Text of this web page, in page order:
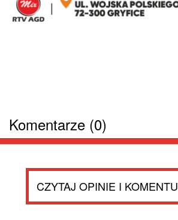
Komentarze (0)
CZYTAJ OPINIE I